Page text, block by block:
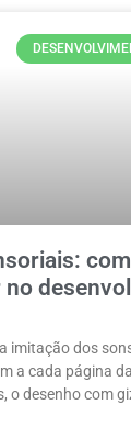
no
imitação dos
a cada página
o desenho com